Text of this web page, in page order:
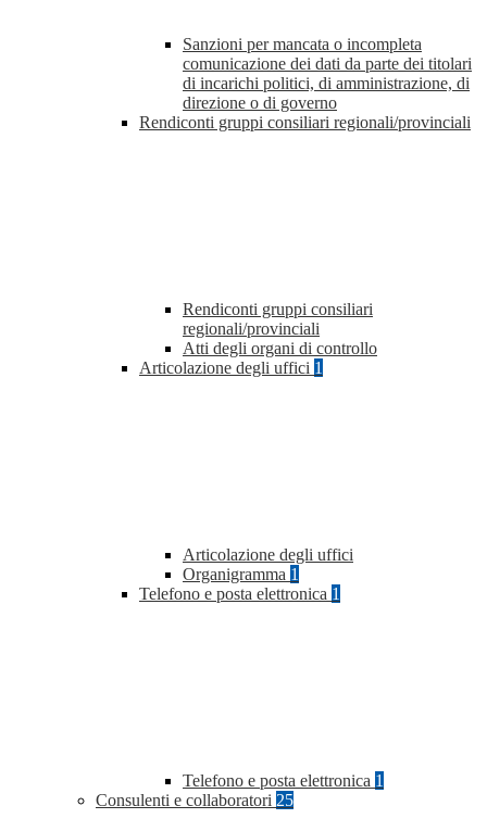
Sanzioni per mancata o incompleta
comunicazione dei dati da parte dei titolari
di incarichi politici, di amministrazione, di
direzione o di governo
Rendiconti gruppi consiliari regionali/provinciali
Rendiconti gruppi consiliari
regionali/provinciali
Atti degli organi di controllo
Articolazione degli uffici 1
Articolazione degli uffici
Organigramma 1
Telefono e posta elettronica 1
Telefono e posta elettronica 1
Consulenti e collaboratori 25